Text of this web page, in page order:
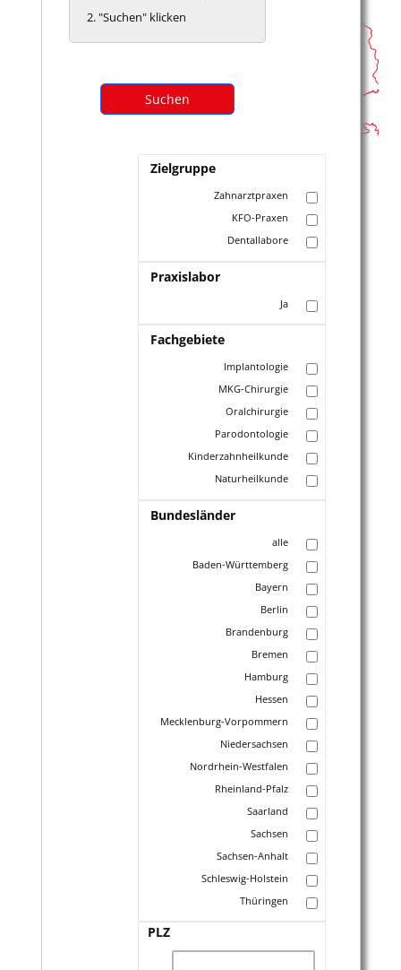
"Suchen" klicken
Suchen
Zielgruppe
Zahnarztpraxen
KFO-Praxen
Dentallabore
Praxislabor
Ja
Fachgebiete
Implantologie
MKG-Chirurgie
Oralchirurgie
Parodontologie
Kinderzahnheilkunde
Naturheilkunde
Bundesländer
alle
Baden-Württemberg
Bayern
Berlin
Brandenburg
Bremen
Hamburg
Hessen
Mecklenburg-Vorpommern
Niedersachsen
Nordrhein-Westfalen
Rheinland-Pfalz
Saarland
Sachsen
Sachsen-Anhalt
Schleswig-Holstein
Thüringen
PLZ